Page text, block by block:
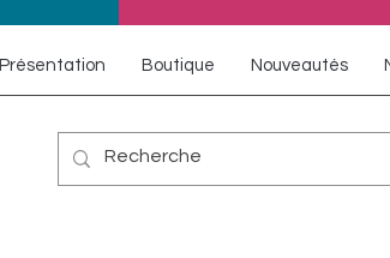
Présentation Boutique Nouveautés